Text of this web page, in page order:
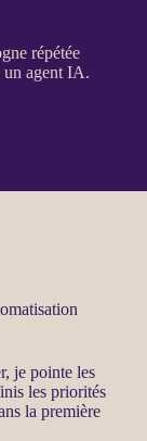
répétée
un agent IA.
je pointe les
les priorités
la première